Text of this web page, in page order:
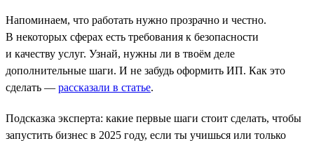
Напоминаем, что работать нужно прозрачно и честно.
В некоторых сферах есть требования к безопасности
и качеству услуг. Узнай, нужны ли в твоём деле
дополнительные шаги. И не забудь оформить ИП. Как это
сделать — рассказали в статье.
Подсказка эксперта: какие первые шаги стоит сделать, чтобы
запустить бизнес в 2025 году, если ты учишься или только